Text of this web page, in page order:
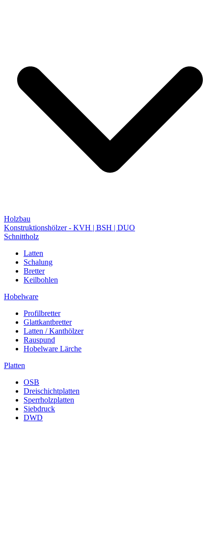
Holzbau
Konstruktionshölzer - KVH | BSH | DUO
Schnittholz
Latten
Schalung
Bretter
Keilbohlen
Hobelware
Profilbretter
Glattkantbretter
Latten / Kanthölzer
Rauspund
Hobelware Lärche
Platten
OSB
Dreischichtplatten
Sperrholzplatten
Siebdruck
DWD